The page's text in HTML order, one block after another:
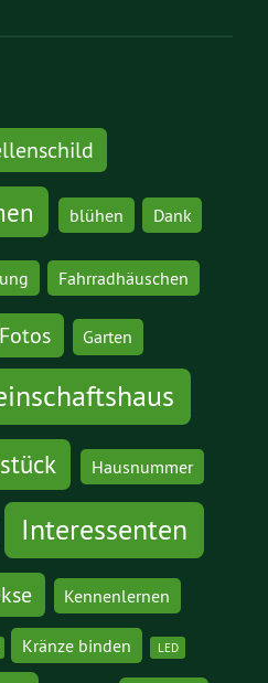
blühen Dank
Fahrradhäuschen
Fotos Garten
Hausnummer
Interessenten
Kennenlernen
Kränze binden LED